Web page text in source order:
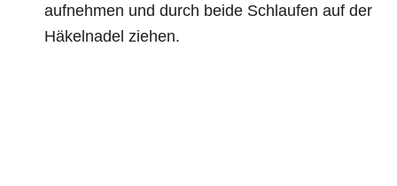
aufnehmen und durch beide Schlaufen auf der
Häkelnadel ziehen.